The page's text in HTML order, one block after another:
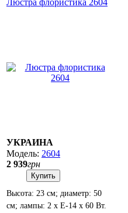
Люстра флористика 2604
УКРАИНА
2604
2 939грн
Купить
Высота: 23 см; диаметр: 50
см; лампы: 2 х Е-14 х 60 Вт.